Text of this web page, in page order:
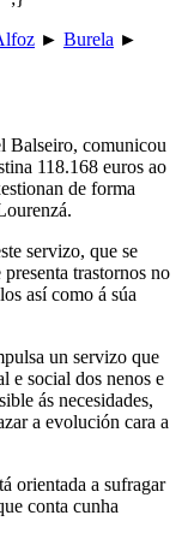
► Burela ►
Balseiro, comunicou
118.168 euros ao
de forma
servizo, que se
trastornos no
así como á súa
un servizo que
e social dos nenos e
ás necesidades,
a evolución cara a
orientada a sufragar
conta cunha